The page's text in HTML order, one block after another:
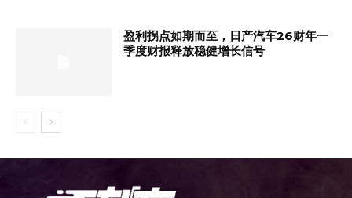
盈利拐点如期而至，日产汽车26财年一
季度财报释放稳健增长信号